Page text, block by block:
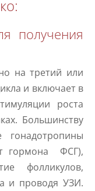
получения
на третий или
и включает в
роста
Большинству
гормона ФСГ),
фолликулов,
и проводя УЗИ.